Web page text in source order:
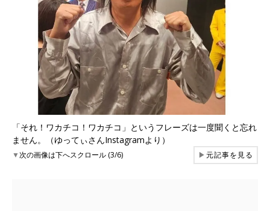
「それ！ワカチコ！ワカチコ」というフレーズは一度聞くと忘れ
ません。（ゆってぃさんInstagramより）
▼次の画像は下へスクロール (3/6) ▶元記事を見る